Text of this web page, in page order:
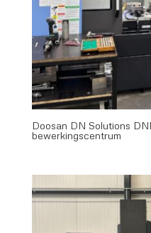
Doosan DN Solutions
bewerkingscentrum